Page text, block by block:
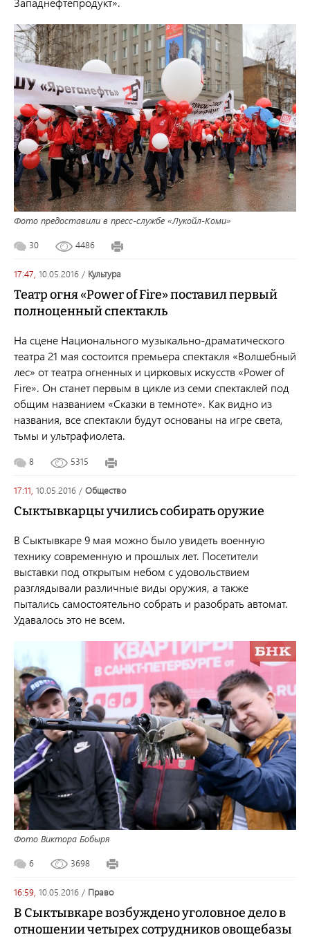
Фото предоставили в пресс-службе «Лукойл-Коми»
30 4486
17:47, 10.05.2016 / культура
Театр огня «Power of Fire» поставил первый
полноценный спектакль
На сцене Национального музыкально-драматического
театра 21 мая состоится премьера спектакля «Волшебный
лес» от театра огненных и цирковых искусств «Power of
Fire». Он станет первым в цикле из семи спектаклей под
общим названием «Сказки в темноте». Как видно из
названия, все спектакли будут основаны на игре света,
тьмы и ультрафиолета.
8 5315
17:11, 10.05.2016 / общество
Сыктывкарцы учились собирать оружие
В Сыктывкаре 9 мая можно было увидеть военную
технику современную и прошлых лет. Посетители
выставки под открытым небом с удовольствием
разглядывали различные виды оружия, а также
пытались самостоятельно собрать и разобрать автомат.
Удавалось это не всем.
Фото Виктора Бобыря
6 3698
16:59, 10.05.2016 / право
В Сыктывкаре возбуждено уголовное дело в
отношении четырех сотрудников овощебазы